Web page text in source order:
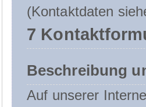
(Kontaktdaten
7
Beschreibung
Auf unserer